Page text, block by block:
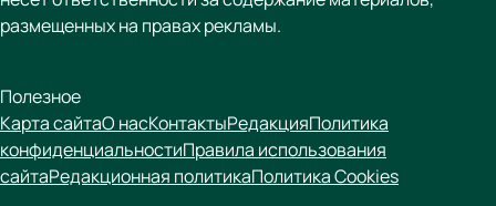
размещенных на правах рекламы.
Полезное
Карта сайтаО насКонтактыРедакцияПолитика
конфиденциальностиПравила использования
сайтаРедакционная политикаПолитика Cookies